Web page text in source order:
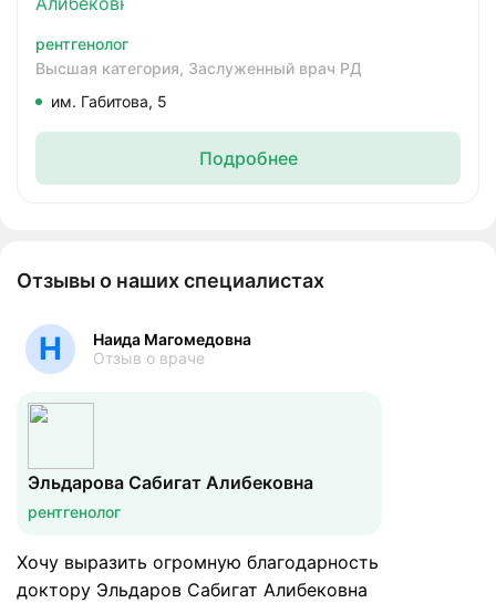
рентгенолог
Высшая категория, Заслуженный врач РД
им. Габитова, 5
Подробнее
Отзывы о наших специалистах
Н
Наида Магомедовна
Отзыв о враче
Эльдарова Сабигат Алибековна
рентгенолог
Хочу выразить огромную благодарность
доктору Эльдаров Сабигат Алибековна